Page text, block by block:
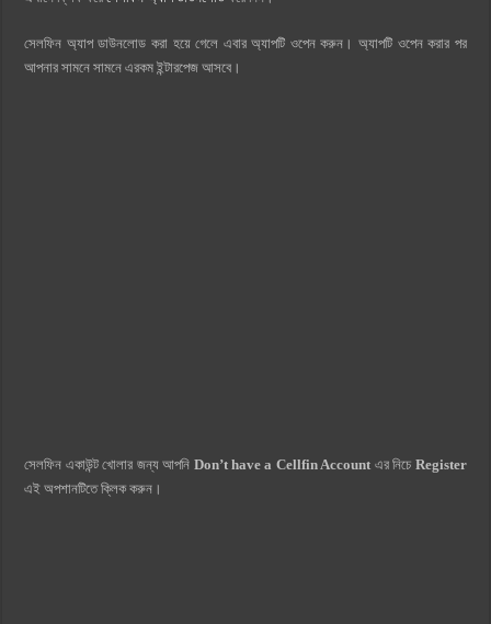
সেলফিন অ্যাপ ডাউনলোড করা হয়ে গেলে এবার অ্যাপটি ওপেন করুন। অ্যাপটি ওপেন করার পর
আপনার সামনে সামনে এরকম ইন্টারপেজ আসবে।
সেলফিন একাউন্ট খোলার জন্য আপনি Don’t have a Cellfin Account এর নিচে Register
এই অপশানটিতে ক্লিক করুন।